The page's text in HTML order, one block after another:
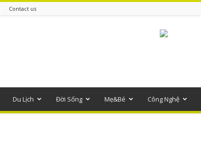
Contact us
Du Lịch Đời Sống Mẹ&Bé Công Nghệ